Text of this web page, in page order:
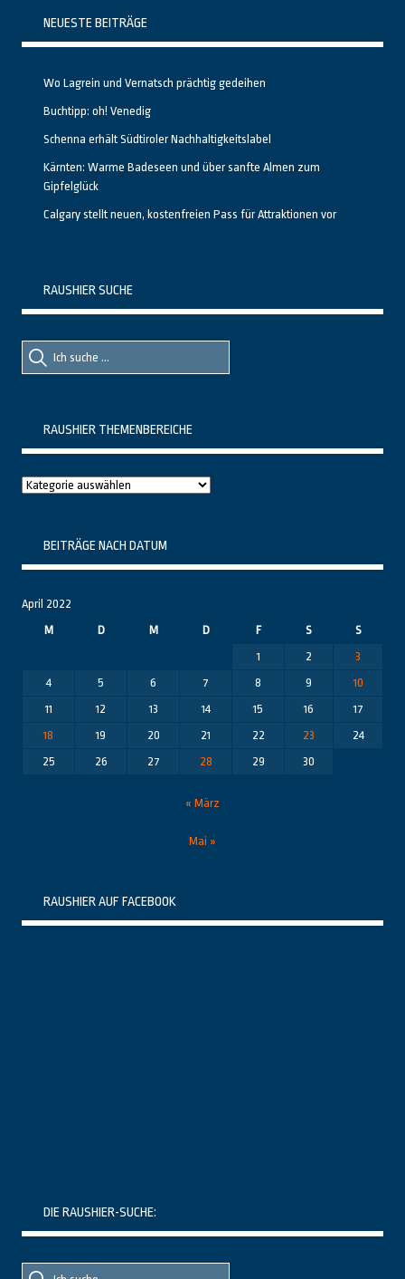
NEUESTE BEITRÄGE
Wo Lagrein und Vernatsch prächtig gedeihen
Buchtipp: oh! Venedig
Schenna erhält Südtiroler Nachhaltigkeitslabel
Kärnten: Warme Badeseen und über sanfte Almen zum
Gipfelglück
Calgary stellt neuen, kostenfreien Pass für Attraktionen vor
RAUSHIER SUCHE
Suche
nach::
Suche
nach:
RAUSHIER THEMENBEREICHE
Raushier
BEITRÄGE NACH DATUM
April 2022
M
D M D F S
S
1
2
3
4
5 6 7 8 9
10
11
12 13 14 15 16
17
18
19 20 21 22 23
24
25
26 27 28 29 30
« März
Mai »
RAUSHIER AUF FACEBOOK
DIE RAUSHIER-SUCHE:
Suche
Suche